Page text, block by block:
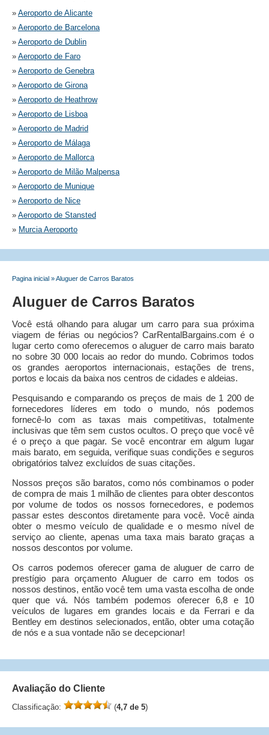
» Aeroporto de Alicante
» Aeroporto de Barcelona
» Aeroporto de Dublin
» Aeroporto de Faro
» Aeroporto de Genebra
» Aeroporto de Girona
» Aeroporto de Heathrow
» Aeroporto de Lisboa
» Aeroporto de Madrid
» Aeroporto de Málaga
» Aeroporto de Mallorca
» Aeroporto de Milão Malpensa
» Aeroporto de Munique
» Aeroporto de Nice
» Aeroporto de Stansted
» Murcia Aeroporto
Pagina inicial »Aluguer de Carros Baratos
Aluguer de Carros Baratos
Você está olhando para alugar um carro para sua próxima
viagem de férias ou negócios? CarRentalBargains.com é o
lugar certo como oferecemos o aluguer de carro mais barato
no sobre 30 000 locais ao redor do mundo. Cobrimos todos
os grandes aeroportos internacionais, estações de trens,
portos e locais da baixa nos centros de cidades e aldeias.
Pesquisando e comparando os preços de mais de 1 200 de
fornecedores líderes em todo o mundo, nós podemos
fornecê-lo com as taxas mais competitivas, totalmente
inclusivas que têm sem custos ocultos. O preço que você vê
é o preço a que pagar. Se você encontrar em algum lugar
mais barato, em seguida, verifique suas condições e seguros
obrigatórios talvez excluídos de suas citações.
Nossos preços são baratos, como nós combinamos o poder
de compra de mais 1 milhão de clientes para obter descontos
por volume de todos os nossos fornecedores, e podemos
passar estes descontos diretamente para você. Você ainda
obter o mesmo veículo de qualidade e o mesmo nível de
serviço ao cliente, apenas uma taxa mais barato graças a
nossos descontos por volume.
Os carros podemos oferecer gama de aluguer de carro de
prestígio para orçamento Aluguer de carro em todos os
nossos destinos, então você tem uma vasta escolha de onde
quer que vá. Nós também podemos oferecer 6,8 e 10
veículos de lugares em grandes locais e da Ferrari e da
Bentley em destinos selecionados, então, obter uma cotação
de nós e a sua vontade não se decepcionar!
Avaliação do Cliente
Classificação: (4,7 de 5)